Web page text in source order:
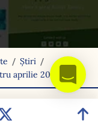
/ Știri /
aprilie 2025
SAFE